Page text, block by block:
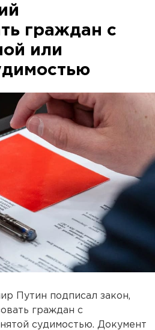
граждан с
или
Путин подписал закон,
граждан с
судимостью. Документ